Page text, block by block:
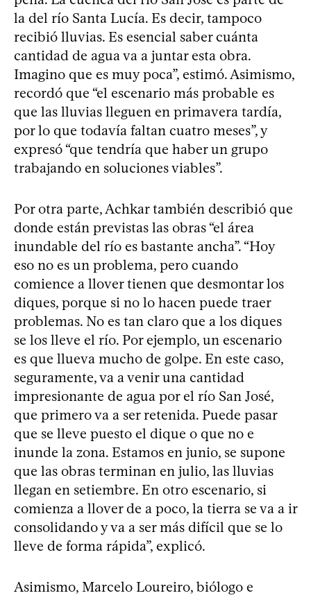
la del río Santa Lucía. Es decir, tampoco
recibió lluvias. Es esencial saber cuánta
cantidad de agua va a juntar esta obra.
Imagino que es muy poca”, estimó. Asimismo,
recordó que “el escenario más probable es
que las lluvias lleguen en primavera tardía,
por lo que todavía faltan cuatro meses”, y
expresó “que tendría que haber un grupo
trabajando en soluciones viables”.
Por otra parte, Achkar también describió que
donde están previstas las obras “el área
inundable del río es bastante ancha”. “Hoy
eso no es un problema, pero cuando
comience a llover tienen que desmontar los
diques, porque si no lo hacen puede traer
problemas. No es tan claro que a los diques
se los lleve el río. Por ejemplo, un escenario
es que llueva mucho de golpe. En este caso,
seguramente, va a venir una cantidad
impresionante de agua por el río San José,
que primero va a ser retenida. Puede pasar
que se lleve puesto el dique o que no e
inunde la zona. Estamos en junio, se supone
que las obras terminan en julio, las lluvias
llegan en setiembre. En otro escenario, si
comienza a llover de a poco, la tierra se va a ir
consolidando y va a ser más difícil que se lo
lleve de forma rápida”, explicó.
Asimismo, Marcelo Loureiro, biólogo e